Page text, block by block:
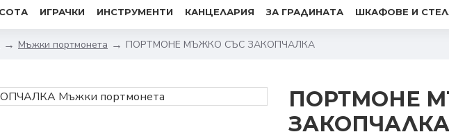
ИГРАЧКИ ИНСТРУМЕНТИ КАНЦЕЛАРИЯ ЗА ГРАДИНАТА ШКАФОВЕ И
Мъжки портмонета ПОРТМОНЕ МЪЖКО СЪС ЗАКОПЧАЛКА
ПОРТМОНЕ
ЗАКОПЧАЛКА